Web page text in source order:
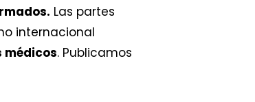
Las partes
internacional
médicos. Publicamos